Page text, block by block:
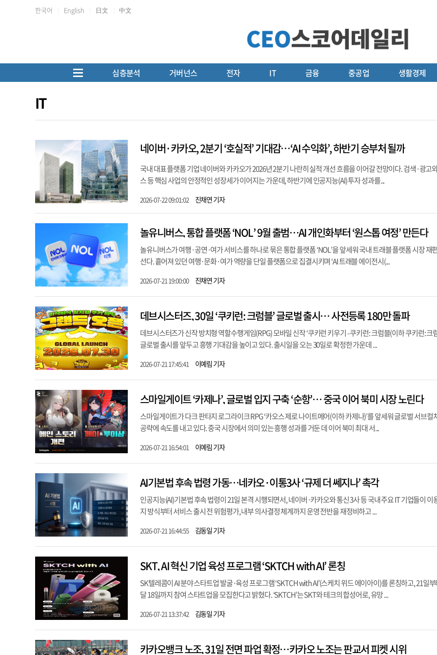
한국어 English 日文 中文
심층분석 거버넌스 전자 IT 금융 중공업 생활경제
IT
네이버·카카오, 2분기 ‘호실적’ 기대감…‘AI 수익화’, 하반기 승부처 될까
국내 대표 플랫폼 기업 네이버와 카카오가 2026년 2분기 나란히 실적 개선 흐름을 이어갈 전망이다. 검색·광고
스 등 핵심 사업의 안정적인 성장세가 이어지는 가운데, 하반기에 인공지능(AI) 투자 성과를...
2026-07-22 09:01:02 진채연 기자
놀유니버스, 통합 플랫폼 ‘NOL’ 9월 출범…AI 개인화부터 ‘원스톱 여정’ 만든다
놀유니버스가 여행·공연·여가 서비스를 하나로 묶은 통합 플랫폼 ‘NOL’을 앞세워 국내 트래블 플랫폼 시장 재
선다. 흩어져 있던 여행·문화·여가 역량을 단일 플랫폼으로 집결시키며 ‘AI 트래블 에이전시(...
2026-07-21 19:00:00 진채연 기자
데브시스터즈, 30일 ‘쿠키런: 크럼블’ 글로벌 출시… 사전등록 180만 돌파
데브시스터즈가 신작 방치형 역할수행게임(RPG) 모바일 신작 ‘쿠키런 키우기 - 쿠키런: 크럼블(이하 쿠키런: 크
글로벌 출시를 앞두고 흥행 기대감을 높이고 있다. 출시일을 오는 30일로 확정한 가운데 ...
2026-07-21 17:45:41 이예림 기자
스마일게이트 ‘카제나’, 글로벌 입지 구축 ‘순항’… 중국 이어 북미 시장 노린다
스마일게이트가 다크 판타지 로그라이크 RPG ‘카오스 제로 나이트메어(이하 카제나)’를 앞세워 글로벌 서브컬
공략에 속도를 내고 있다. 중국 시장에서 의미 있는 흥행 성과를 거둔 데 이어 북미 최대 서...
2026-07-21 16:54:01 이예림 기자
AI기본법 후속 법령 가동…네카오·이통3사 ‘규제 더 쎄지나’ 촉각
인공지능(AI)기본법 후속 법령이 21일 본격 시행되면서, 네이버·카카오와 통신 3사 등 국내 주요 IT 기업들이 이
지 방식부터 서비스 출시 전 위험평가, 내부 의사결정 체계까지 운영 전반을 재정비하고 ...
2026-07-21 16:44:55 김동일 기자
SKT, AI 혁신 기업 육성 프로그램 ‘SKTCH with AI’ 론칭
SK텔레콤이 AI 분야 스타트업 발굴·육성 프로그램 ‘SKTCH with AI’(스케치 위드 에이아이)를 론칭하고, 21일
달 18일까지 참여 스타트업을 모집한다고 밝혔다. ‘SKTCH’는 SKT와 테크의 합성어로, 유망 ...
2026-07-21 13:37:42 김동일 기자
카카오뱅크 노조, 31일 전면 파업 확정…카카오 노조는 판교서 피켓 시위